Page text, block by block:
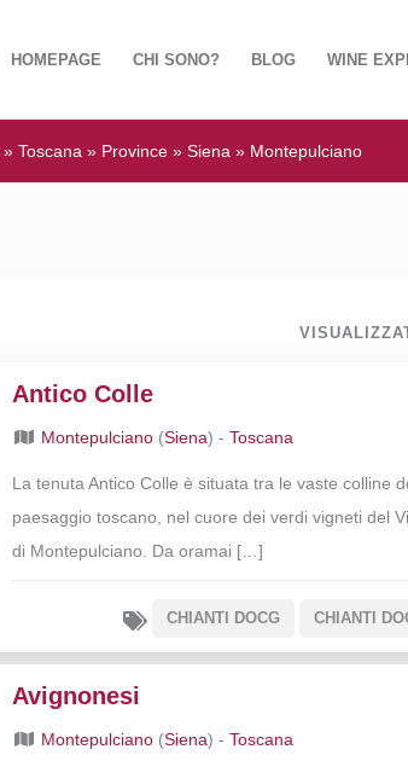
HOMEPAGE CHI SONO? BLOG WINE
» Toscana » Province » Siena » Montepulciano
Antico Colle
Montepulciano (Siena) -Toscana
La tenuta Antico Colle è situata tra le vaste colline
paesaggio toscano, nel cuore dei verdi vigneti del
di Montepulciano. Da oramai […]
CHIANTI DOCG
Avignonesi
Montepulciano (Siena) -Toscana